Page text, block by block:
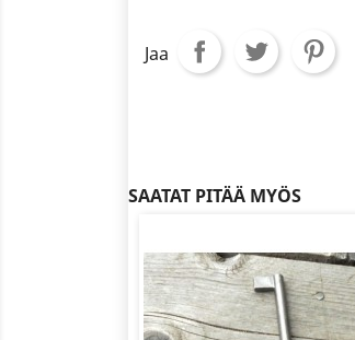
Jaa
SAATAT PITÄÄ MYÖS